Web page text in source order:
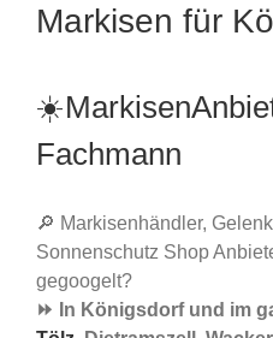
Markisen für
Fachmann
🔎 Markisenhändler,
Sonnenschutz Shop
gegoogelt?
⏩ In Königsdorf und im